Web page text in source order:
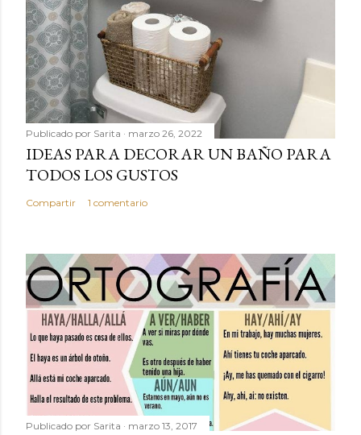
Publicado por Sarita marzo 26, 2022
IDEAS PARA DECORAR UN BAÑO PARA
TODOS LOS GUSTOS
Compartir 1 comentario
Publicado por Sarita marzo 13, 2017